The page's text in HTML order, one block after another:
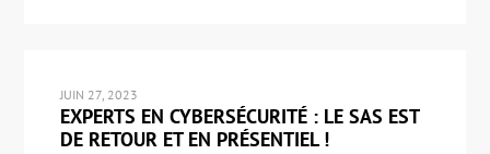
JUIN 27, 2023
EXPERTS EN CYBERSÉCURITÉ : LE SAS EST
DE RETOUR ET EN PRÉSENTIEL !